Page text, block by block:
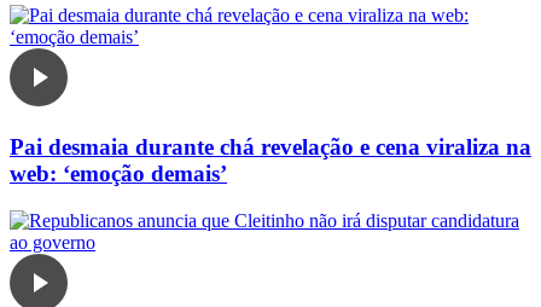
Pai desmaia durante chá revelação e cena viraliza na
web: ‘emoção demais’